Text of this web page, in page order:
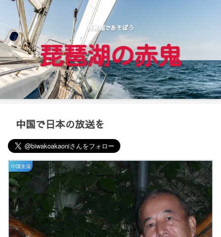
琵琶湖であそぼう
琵琶湖の赤鬼
中国で日本の放送を
中国生活